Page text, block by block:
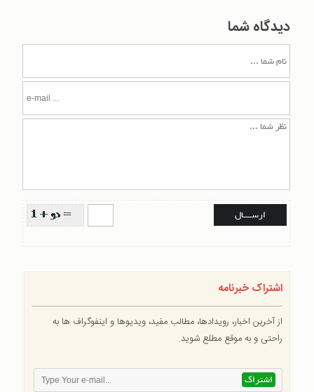
دیدگاه شما
اشتراک خبرنامه
از آخرین اخبار، رویدادها، مطالب مفید، ویدیوها و اینفوگراف ها به
راحتی و به موقع مطلع شوید.